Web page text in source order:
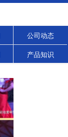
公司动态
产品知识